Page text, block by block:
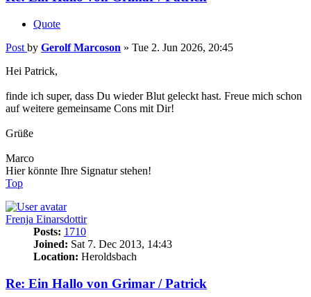
Quote
Post by Gerolf Marcoson » Tue 2. Jun 2026, 20:45
Hei Patrick,
finde ich super, dass Du wieder Blut geleckt hast. Freue mich schon
auf weitere gemeinsame Cons mit Dir!
Grüße
Marco
Hier könnte Ihre Signatur stehen!
Top
Frenja Einarsdottir
Posts: 1710
Joined: Sat 7. Dec 2013, 14:43
Location: Heroldsbach
Re: Ein Hallo von Grimar / Patrick